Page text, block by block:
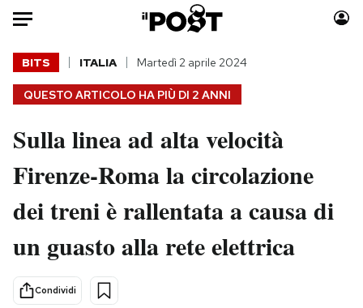
Auto
HOME
Italia
Politica
Tecnologia
Scienza
Cultura
Economia
Moda
Consumismi
Storie/Idee
Media
QUESTO ARTICOLO HA PIÙ DI 2 ANNI
BITS ITALIA Martedì 2 aprile 2024
Sulla linea ad alta velocità
Firenze-Roma la circolazione
dei treni è rallentata a causa di
un guasto alla rete elettrica
Condividi